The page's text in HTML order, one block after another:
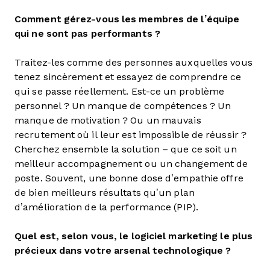
Comment gérez-vous les membres de l’équipe
qui ne sont pas performants ?
Traitez-les comme des personnes auxquelles vous
tenez sincèrement et essayez de comprendre ce
qui se passe réellement. Est-ce un problème
personnel ? Un manque de compétences ? Un
manque de motivation ? Ou un mauvais
recrutement où il leur est impossible de réussir ?
Cherchez ensemble la solution – que ce soit un
meilleur accompagnement ou un changement de
poste. Souvent, une bonne dose d’empathie offre
de bien meilleurs résultats qu’un plan
d’amélioration de la performance (PIP).
Quel est, selon vous, le logiciel marketing le plus
précieux dans votre arsenal technologique ?